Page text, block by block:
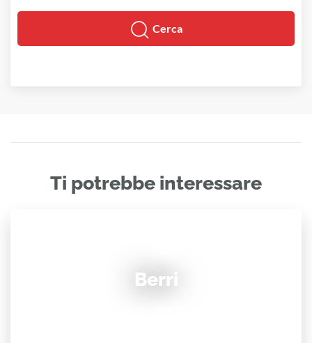
Cerca
Ti potrebbe interessare
Berri